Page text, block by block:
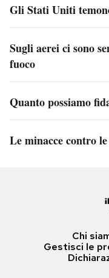
Gli Stati Uniti
Sugli aerei ci sono
fuoco
Quanto possiamo
Le minacce contro
Chi
Gestisci le